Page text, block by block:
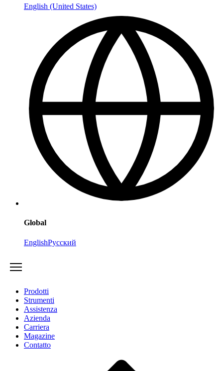
English (United States)
Global
EnglishРусский
Prodotti
Strumenti
Assistenza
Azienda
Carriera
Magazine
Contatto